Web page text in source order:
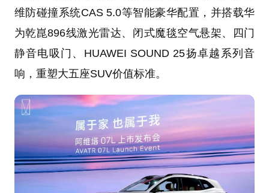
维防碰撞系统CAS 5.0等智能豪华配置，并搭载华
为乾崑896线激光雷达、闭式魔毯空气悬架、四门
静音电吸门、HUAWEI SOUND 25扬卓越系列音
响，重塑大五座SUV价值标准。